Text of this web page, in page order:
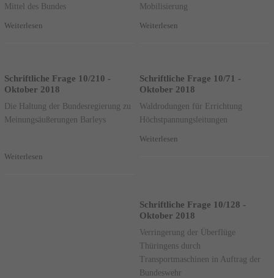
Mittel des Bundes
Weiterlesen
Mobilisierung
Weiterlesen
Schriftliche Frage 10/210 -
Oktober 2018
Die Haltung der Bundesregierung zu
Meinungsäußerungen Barleys
Weiterlesen
Schriftliche Frage 10/71 -
Oktober 2018
Waldrodungen für Errichtung
Höchstpannungsleitungen
Weiterlesen
Schriftliche Frage 10/128 -
Oktober 2018
Verringerung der Überflüge
Thüringens durch
Transportmaschinen in Auftrag der
Bundeswehr